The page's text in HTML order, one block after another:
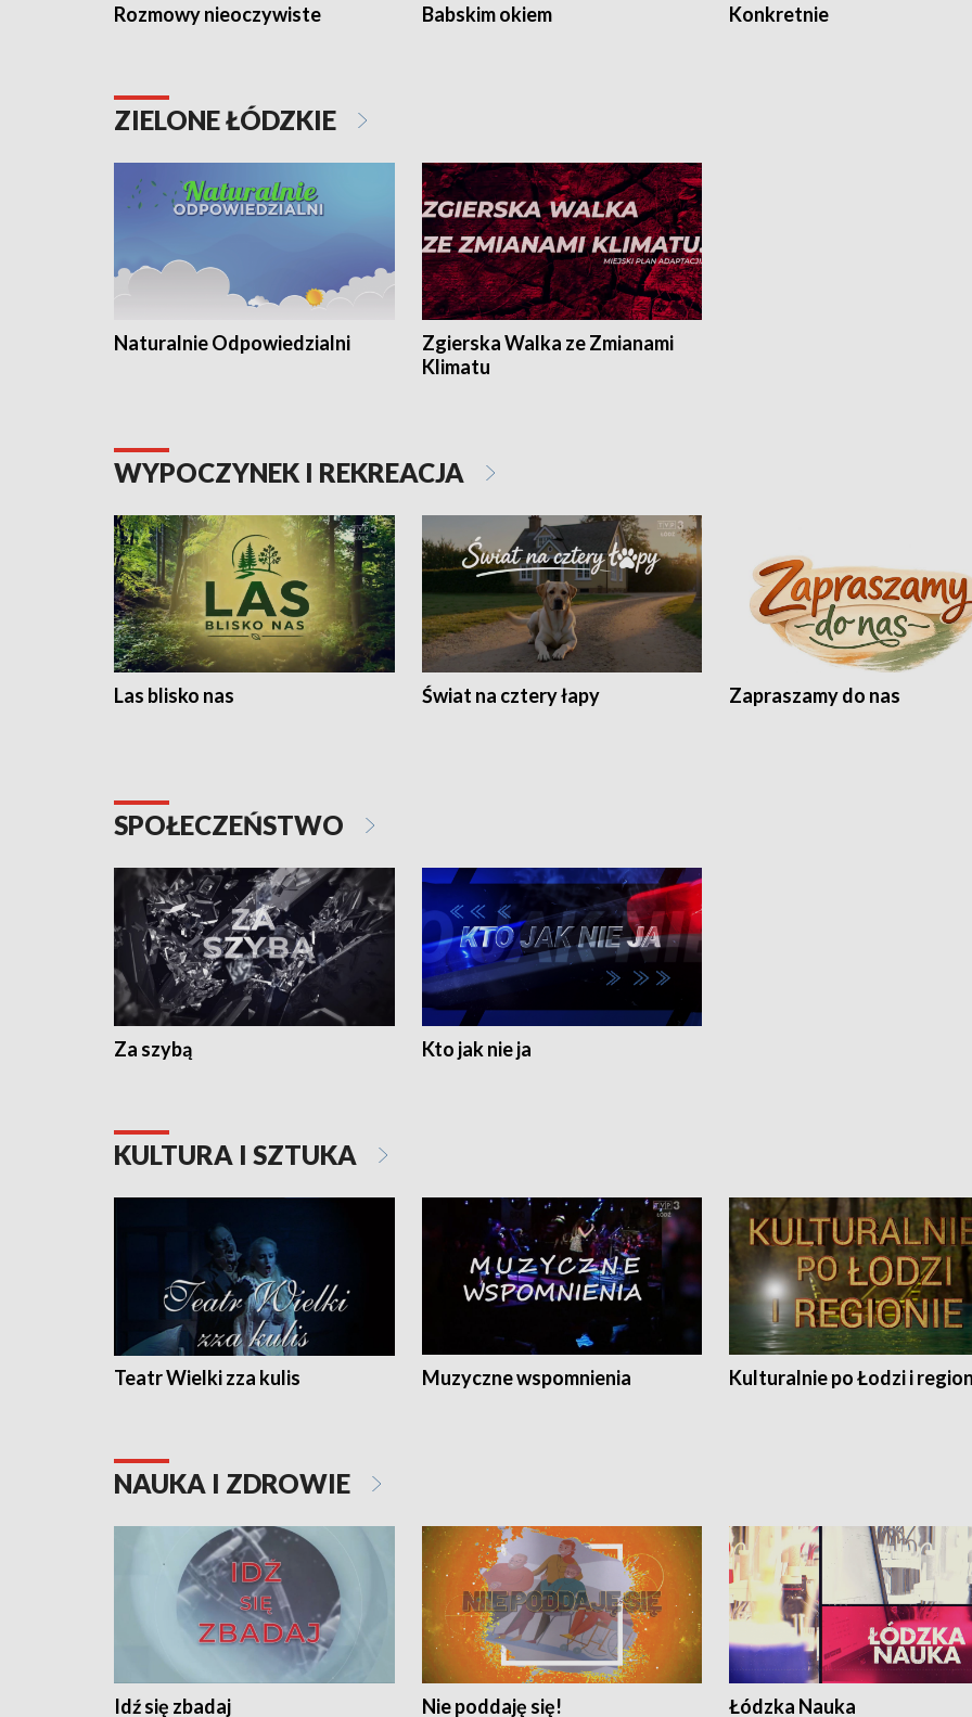
Rozmowy nieoczywiste Babskim okiem Konkretnie
ZIELONE ŁÓDZKIE
Naturalnie Odpowiedzialni
Zgierska Walka ze Zmianami
Klimatu
WYPOCZYNEK I REKREACJA
Las blisko nas Świat na cztery łapy Zapraszamy do nas
SPOŁECZEŃSTWO
Za szybą Kto jak nie ja
KULTURA I SZTUKA
Teatr Wielki zza kulis Muzyczne wspomnienia Kulturalnie po Łodzi i
NAUKA I ZDROWIE
Idź się zbadaj Nie poddaję się! Łódzka Nauka